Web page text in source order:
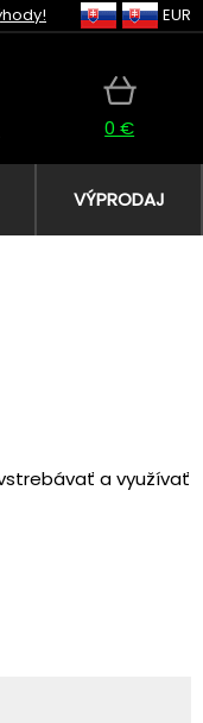
EUR
0 €
VÝPRODAJ
a využívať